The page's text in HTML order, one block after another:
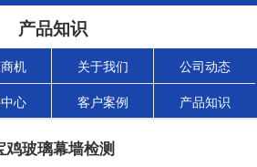
产品知识
机 关于我们 公司动态
心 客户案例 产品知识
鸡玻璃幕墙检测